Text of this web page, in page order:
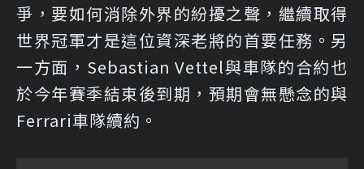
爭，要如何消除外界的紛擾之聲，繼續取得
世界冠軍才是這位資深老將的首要任務。另
一方面，Sebastian Vettel與車隊的合約也
於今年賽季結束後到期，預期會無懸念的與
Ferrari車隊續約。